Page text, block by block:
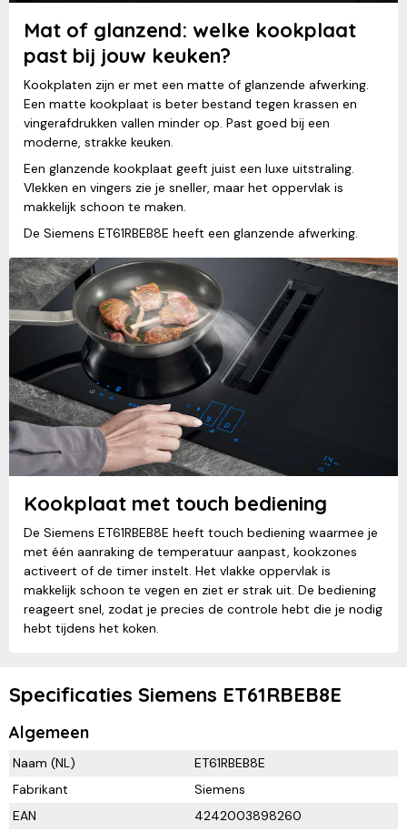
Mat of glanzend: welke kookplaat
past bij jouw keuken?
Kookplaten zijn er met een matte of glanzende afwerking.
Een matte kookplaat is beter bestand tegen krassen en
vingerafdrukken vallen minder op. Past goed bij een
moderne, strakke keuken.
Een glanzende kookplaat geeft juist een luxe uitstraling.
Vlekken en vingers zie je sneller, maar het oppervlak is
makkelijk schoon te maken.
De Siemens ET61RBEB8E heeft een glanzende afwerking.
Kookplaat met touch bediening
De Siemens ET61RBEB8E heeft touch bediening waarmee je
met één aanraking de temperatuur aanpast, kookzones
activeert of de timer instelt. Het vlakke oppervlak is
makkelijk schoon te vegen en ziet er strak uit. De bediening
reageert snel, zodat je precies de controle hebt die je nodig
hebt tijdens het koken.
Specificaties Siemens ET61RBEB8E
Algemeen
Naam (NL)
ET61RBEB8E
Fabrikant
Siemens
EAN
4242003898260